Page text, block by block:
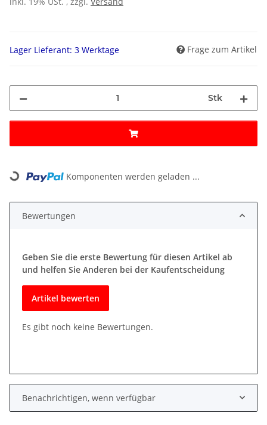
Lager Lieferant: 3 Werktage Frage zum Artikel
Stk
Loading... Komponenten werden geladen ...
Bewertungen
Geben Sie die erste Bewertung für diesen Artikel ab
und helfen Sie Anderen bei der Kaufentscheidung
Artikel bewerten
Es gibt noch keine Bewertungen.
Benachrichtigen, wenn verfügbar